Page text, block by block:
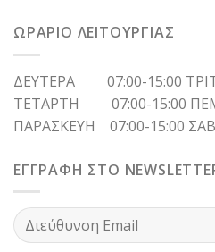
ΩΡΑΡΙΟ ΛΕΙΤΟΥΡΓΙΑΣ
ΔΕΥΤΕΡΑ 07:00-15:00
ΤΕΤΑΡΤΗ 07:00-15:00
ΠΑΡΑΣΚΕΥΗ 07:00-15:00
ΕΓΓΡΑΦΗ ΣΤΟ